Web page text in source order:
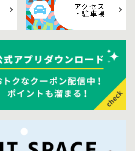
アクセス
・駐車場